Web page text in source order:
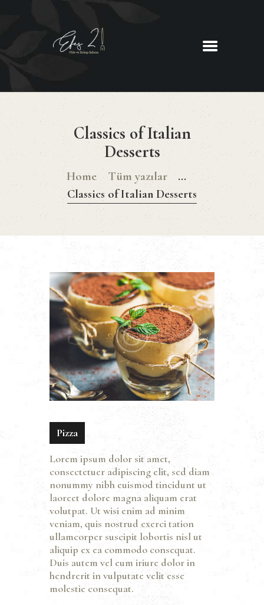
Classics of Italian
Desserts
Home Tüm yazılar
...
Classics of Italian Desserts
EFES 2
MENU
Pizza
Lorem ipsum dolor sit amet,
consectetuer adipiscing elit, sed diam
nonummy nibh euismod tincidunt ut
laoreet dolore magna aliquam erat
volutpat. Ut wisi enim ad minim
veniam, quis nostrud exerci tation
ullamcorper suscipit lobortis nisl ut
aliquip ex ea commodo consequat.
Duis autem vel eum iriure dolor in
hendrerit in vulputate velit esse
molestie consequat.